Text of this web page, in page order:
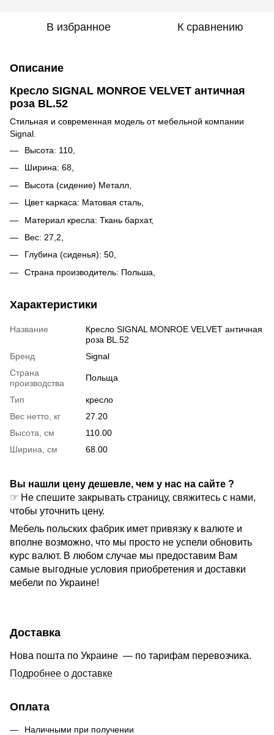
В избранное К сравнению
Описание
Кресло SIGNAL MONROE VELVET античная
роза BL.52
Стильная и современная модель от мебельной компании
Signal.
Высота: 110,
Ширина: 68,
Высота (сидение) Металл,
Цвет каркаса: Матовая сталь,
Материал кресла: Ткань бархат,
Вес: 27,2,
Глубина (сиденья): 50,
Страна производитель: Польша,
Характеристики
Название
Кресло SIGNAL MONROE VELVET античная
роза BL.52
Бренд
Signal
Страна
производства
Польща
Тип
кресло
Вес нетто, кг
27.20
Высота, см
110.00
Ширина, см
68.00
Вы нашли цену дешевле, чем у нас на сайте ?
☞ Не спешите закрывать страницу, свяжитесь с нами,
чтобы уточнить цену.
Мебель польских фабрик имет привязку к валюте и
вполне возможно, что мы просто не успели обновить
курс валют. В любом случае мы предоставим Вам
самые выгодные условия приобретения и доставки
мебели по Украине!
Доставка
Нова пошта по Украине — по тарифам перевозчика.
Подробнее о доставке
Оплата
Наличными при получении